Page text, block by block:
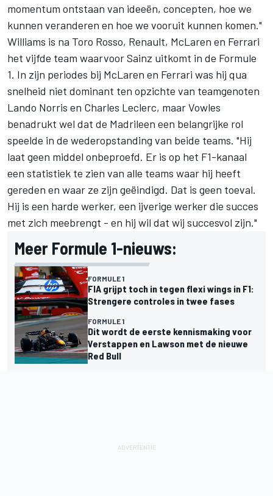
momentum ontstaan van ideeën, concepten, hoe we
kunnen veranderen en hoe we vooruit kunnen komen."
Williams is na Toro Rosso, Renault, McLaren en Ferrari
het vijfde team waarvoor Sainz uitkomt in de Formule
1. In zijn periodes bij McLaren en Ferrari was hij qua
snelheid niet dominant ten opzichte van teamgenoten
Lando Norris en Charles Leclerc, maar Vowles
benadrukt wel dat de Madrileen een belangrijke rol
speelde in de wederopstanding van beide teams. "Hij
laat geen middel onbeproefd. Er is op het F1-kanaal
een statistiek te zien van alle teams waar hij heeft
gereden en waar ze zijn geëindigd. Dat is geen toeval.
Hij is een harde werker, een ijverige werker die succes
met zich meebrengt - en hij wil dat wij succesvol zijn."
Meer Formule 1-nieuws:
FORMULE 1
FIA grijpt toch in tegen flexi wings in F1:
Strengere controles in twee fases
FORMULE 1
Dit wordt de eerste kennismaking voor
Verstappen en Lawson met de nieuwe
Red Bull